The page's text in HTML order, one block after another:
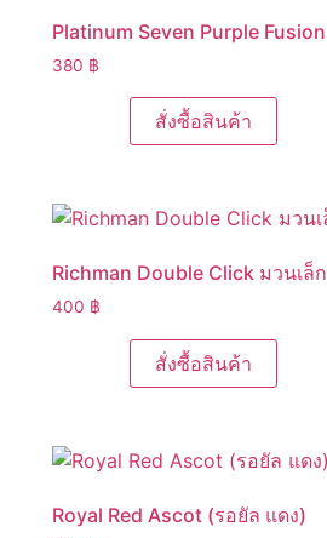
Platinum Seven Purple Fusion
380 ฿
สั่งซื้อสินค้า
Richman Double Click มวนเล็ก
400 ฿
สั่งซื้อสินค้า
Royal Red Ascot (รอยัล แดง)